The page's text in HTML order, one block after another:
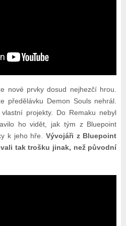
nové prvky dosud nejhezčí hrou.
předělávku Demon Souls nehrál.
projekty. Do Remaku nebyl
ho vidět, jak tým z Bluepoint
k jeho hře.Vývojáři z Bluepoint
tak trošku jinak, než původní